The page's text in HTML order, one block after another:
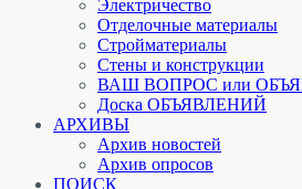
Электричество
Отделочные материалы
Стройматериалы
Стены и конструкции
ВАШ ВОПРОС или
Доска ОБЪЯВЛЕНИЙ
АРХИВЫ
Архив новостей
Архив опросов
ПОИСК